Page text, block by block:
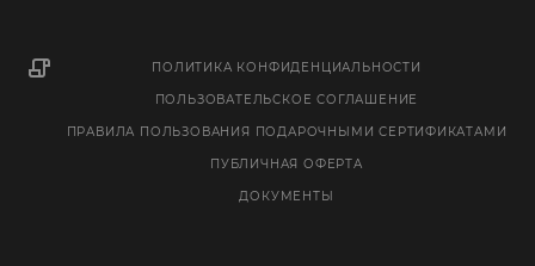
ПОЛИТИКА КОНФИДЕНЦИАЛЬНОСТИ
ПОЛЬЗОВАТЕЛЬСКОЕ СОГЛАШЕНИЕ
ПРАВИЛА ПОЛЬЗОВАНИЯ ПОДАРОЧНЫМИ СЕРТИФИКАТАМИ
ПУБЛИЧНАЯ ОФЕРТА
ДОКУМЕНТЫ